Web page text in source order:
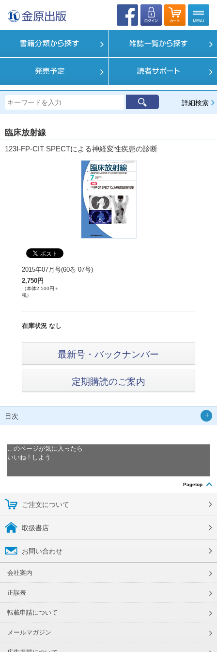
詳細検索
臨床放射線
123I-FP-CIT SPECTによる神経変性疾患の診断
2015年07月号(60巻 07号)
2,750円
（本体2,500円＋
税）
在庫状況 なし
最新号・バックナンバー
定期購読のご案内
目次
このページが気に入ったら
いいね ! しよう
Pagetop
ご注文について
取扱書店
お問い合わせ
会社案内
正誤表
転載申請について
メールマガジン